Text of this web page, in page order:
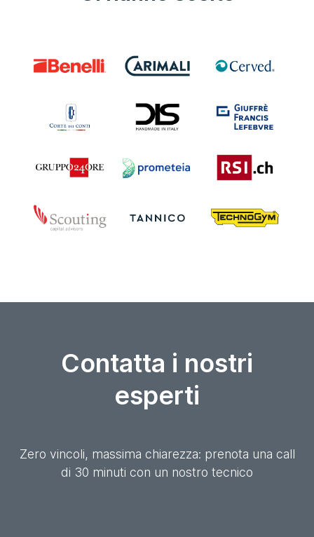
Contatta i nostri
esperti
Zero vincoli, massima chiarezza: prenota una call
di 30 minuti con un nostro tecnico